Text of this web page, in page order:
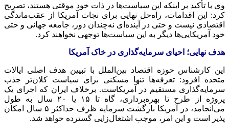
وی با تأکید بر اینکه این سیاست‌ها در ذات خود موقتی هستند، تصریح
کرد: این اقدامات، راه‌حل نهایی برای نجات آمریکا از عقب‌ماندگی
اقتصادی نیست و حتی در آینده‌ای نه‌چندان دور، جامعه جهانی و حتی
خود آمریکایی‌ها دیگر به این سیاست‌ها توجهی نخواهند کرد.
هدف نهایی؛ احیای سرمایه‌گذاری در خاک آمریکا
این کارشناس حوزه اقتصاد بین‌الملل با تبیین هدف اصلی ایالات
متحده افزود: تعرفه‌ها تنها مسکنی برای سیاست کلان‌تر جذب
سرمایه‌گذاری مستقیم در آمریکاست. برخلاف ایران که اجرای یک
پروژه از طرح تا بهره‌برداری، گاه تا ۱۵ یا ۲۰ سال به طول
می‌انجامد، در آمریکا بازگشت سرمایه ظرف حداکثر ۵ سال امکان
پذیر است و این امر، موجب اشتغال‌زایی گسترده خواهد شد.